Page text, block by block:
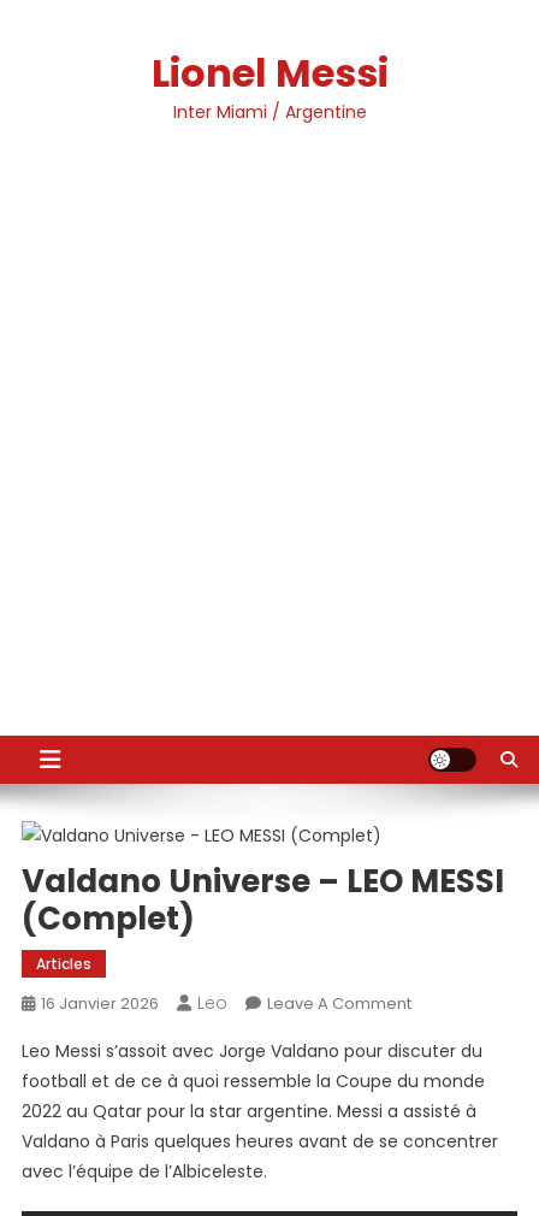
Lionel Messi
Inter Miami / Argentine
Valdano Universe – LEO MESSI
(Complet)
Articles
16 Janvier 2026 Leo Leave A CommentOn
Universe
–
LEO
MESSI
Leo Messi s’assoit avec Jorge Valdano pour discuter du
football et de ce à quoi ressemble la Coupe du monde
2022 au Qatar pour la star argentine. Messi a assisté à
Valdano à Paris quelques heures avant de se concentrer
avec l’équipe de l’Albiceleste.